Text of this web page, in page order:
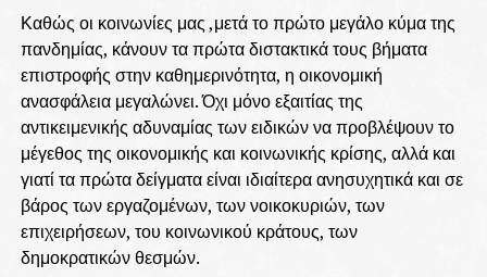
Καθώς οι κοινωνίες μας ,μετά το πρώτο μεγάλο κύμα της
πανδημίας, κάνουν τα πρώτα διστακτικά τους βήματα
επιστροφής στην καθημερινότητα, η οικονομική
ανασφάλεια μεγαλώνει. Όχι μόνο εξαιτίας της
αντικειμενικής αδυναμίας των ειδικών να προβλέψουν το
μέγεθος της οικονομικής και κοινωνικής κρίσης, αλλά και
γιατί τα πρώτα δείγματα είναι ιδιαίτερα ανησυχητικά και σε
βάρος των εργαζομένων, των νοικοκυριών, των
επιχειρήσεων, του κοινωνικού κράτους, των
δημοκρατικών θεσμών.